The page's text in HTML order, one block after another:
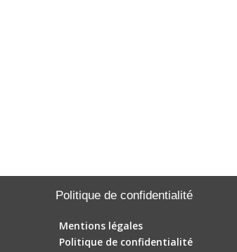
Politique de confidentialité
Mentions légales
Politique de confidentialité